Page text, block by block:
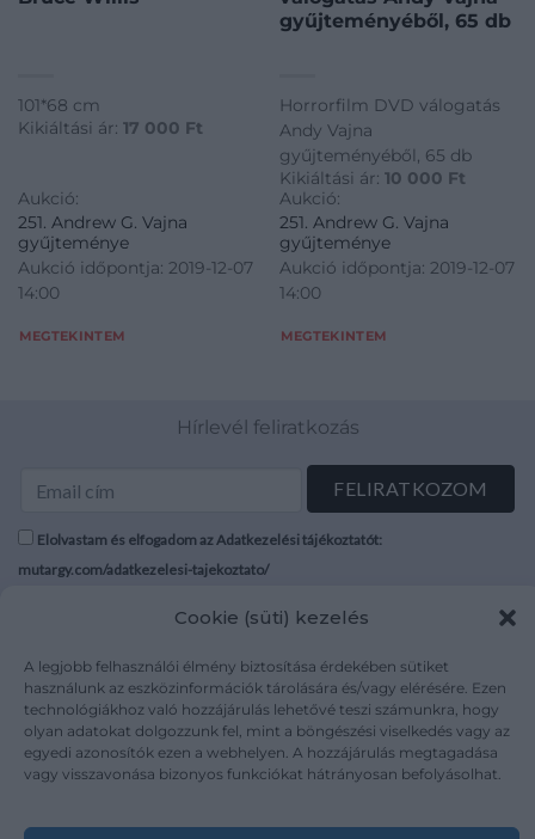
Cookie (süti) kezelés
A legjobb felhasználói élmény biztosítása érdekében sütiket
használunk az eszközinformációk tárolására és/vagy elérésére. Ezen
technológiákhoz való hozzájárulás lehetővé teszi számunkra, hogy
olyan adatokat dolgozzunk fel, mint a böngészési viselkedés vagy az
egyedi azonosítók ezen a webhelyen. A hozzájárulás megtagadása
vagy visszavonása bizonyos funkciókat hátrányosan befolyásolhat.
101*68 cm
Kikiáltási ár: 17 000 Ft
Aukció:
251. Andrew G. Vajna
gyűjteménye
Aukció időpontja: 2019-12-07
14:00
MEGTEKINTEM
gyűjteményéből, 65 db
Horrorfilm DVD válogatás
Andy Vajna
gyűjteményéből, 65 db
Kikiáltási ár: 10 000 Ft
Aukció:
251. Andrew G. Vajna
gyűjteménye
Aukció időpontja: 2019-12-07
14:00
MEGTEKINTEM
Hírlevél feliratkozás
Elolvastam és elfogadom az Adatkezelési tájékoztatót:
mutargy.com/adatkezelesi-tajekoztato/
Médiaajánlat
Karrier
Kapcsolat
Áraink
ÁSZF
Adatvédelem
Impresszum